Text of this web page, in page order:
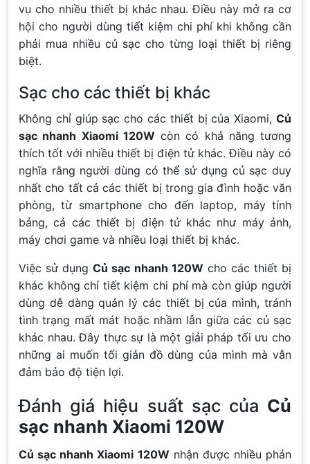
vụ cho nhiều thiết bị khác nhau. Điều này mở ra cơ
hội cho người dùng tiết kiệm chi phí khi không cần
phải mua nhiều củ sạc cho từng loại thiết bị riêng
biệt.
Sạc cho các thiết bị khác
Không chỉ giúp sạc cho các thiết bị của Xiaomi, Củ
sạc nhanh Xiaomi 120W còn có khả năng tương
thích tốt với nhiều thiết bị điện tử khác. Điều này có
nghĩa rằng người dùng có thể sử dụng củ sạc duy
nhất cho tất cả các thiết bị trong gia đình hoặc văn
phòng, từ smartphone cho đến laptop, máy tính
bảng, cả các thiết bị điện tử khác như máy ảnh,
máy chơi game và nhiều loại thiết bị khác.
Việc sử dụngCủ sạc nhanh 120W cho các thiết bị
khác không chỉ tiết kiệm chi phí mà còn giúp người
dùng dễ dàng quản lý các thiết bị của mình, tránh
tình trạng mất mát hoặc nhầm lẫn giữa các củ sạc
khác nhau. Đây thực sự là một giải pháp tối ưu cho
những ai muốn tối giản đồ dùng của mình mà vẫn
đảm bảo độ tiện lợi.
Đánh giá hiệu suất sạc của Củ
sạc nhanh Xiaomi 120W
Củ sạc nhanh Xiaomi 120W nhận được nhiều phản